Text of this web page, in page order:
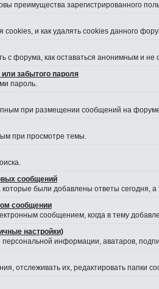
преимущества зарегистрированного
cookies, и как удалять cookies данного
с форума, как оставаться анонимным и
забытого пароля
пароль.
при размещении сообщений на
при просмотре темы.
сообщений
которые были добавлены ответы сегодня,
сообщении
сообщением, когда в тему
настройки)
персональной информации, аватаров,
отслеживать их, редактировать папки